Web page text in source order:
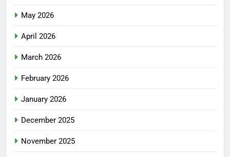
May 2026
April 2026
March 2026
February 2026
January 2026
December 2025
November 2025